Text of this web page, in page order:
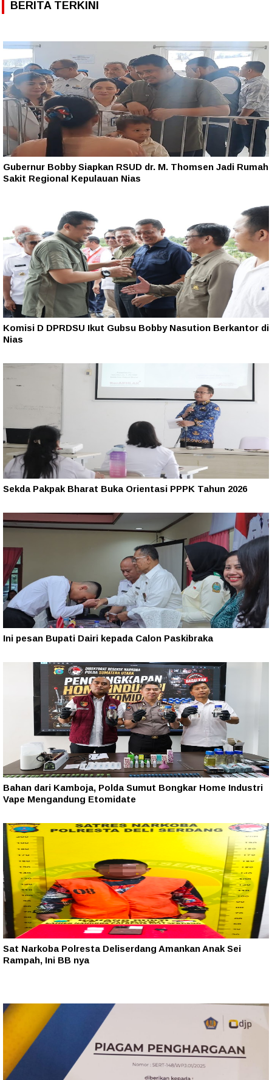
BERITA TERKINI
Gubernur Bobby Siapkan RSUD dr. M. Thomsen Jadi Rumah
Sakit Regional Kepulauan Nias
Komisi D DPRDSU Ikut Gubsu Bobby Nasution Berkantor di
Nias
Sekda Pakpak Bharat Buka Orientasi PPPK Tahun 2026
Ini pesan Bupati Dairi kepada Calon Paskibraka
Bahan dari Kamboja, Polda Sumut Bongkar Home Industri
Vape Mengandung Etomidate
Sat Narkoba Polresta Deliserdang Amankan Anak Sei
Rampah, Ini BB nya